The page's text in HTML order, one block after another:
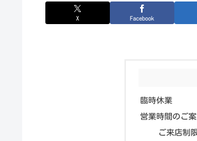
X Facebook
臨時休業
営業時間のご
ご来店制